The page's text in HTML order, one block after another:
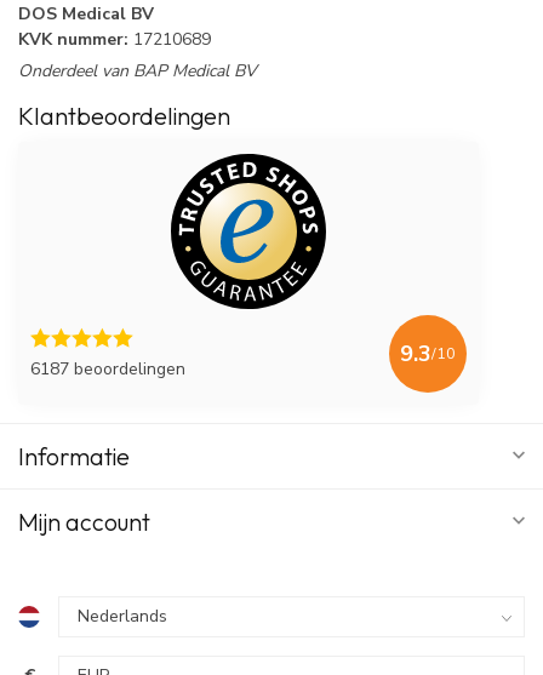
DOS Medical BV
KVK nummer: 17210689
Onderdeel van BAP Medical BV
Klantbeoordelingen
6187 beoordelingen
9.3/10
Informatie
Mijn account